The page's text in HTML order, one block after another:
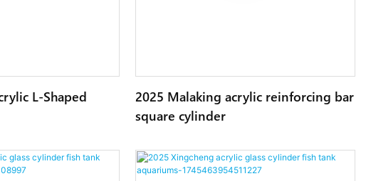
L-Shaped
2025 Malaking acrylic reinforcing bar
square cylinder